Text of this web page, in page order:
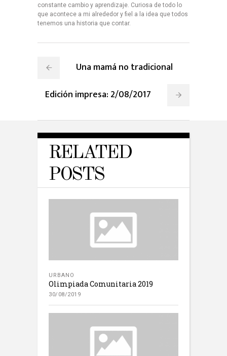
constante cambio y aprendizaje. Curiosa de todo lo
que acontece a mi alrededor y fiel a la idea que todos
tenemos una historia que contar.
Una mamá no tradicional
Edición impresa: 2/08/2017
RELATED
POSTS
URBANO
Olimpiada Comunitaria 2019
30/08/2019